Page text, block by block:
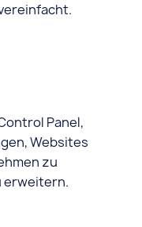
Panel,
Websites
zu
erweitern.